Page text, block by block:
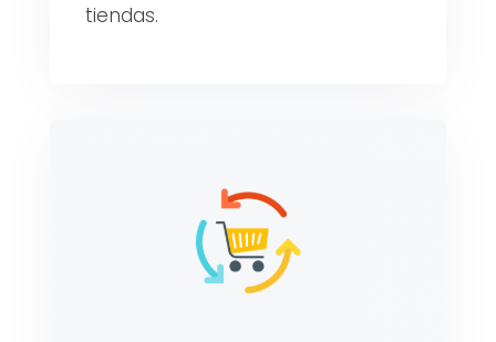
tiendas.